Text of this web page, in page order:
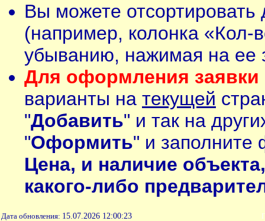
Вы можете
(например, колонка «Кол-
убыванию, нажимая на ее
Для оформления заявки
варианты на текущей
"Добавить" и так на
"Оформить" и заполните
Цена, и наличие
какого-либо
Дата обновления: 15.07.2026 12:00:23